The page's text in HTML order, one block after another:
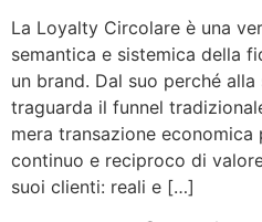
La Loyalty Circolare è una
semantica e sistemica della
un brand. Dal suo perché
traguarda il funnel
mera transazione
continuo e reciproco di
suoi clienti: reali e […]